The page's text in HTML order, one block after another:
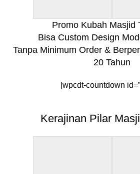
Promo Kubah Masjid
Bisa Custom Design
Tanpa Minimum Order &
20 Tahun
[wpcdt-countdown
Kerajinan Pilar